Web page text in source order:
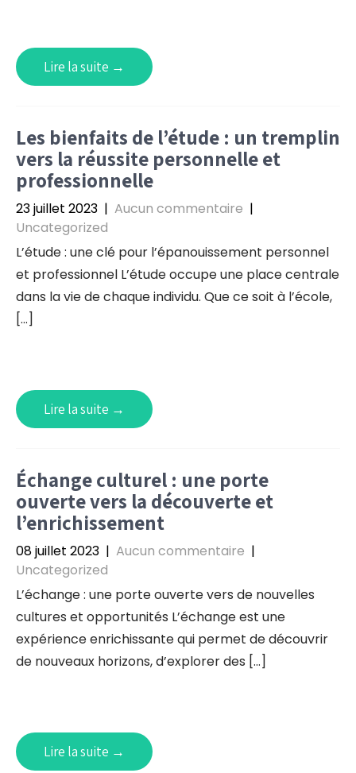
Lire la suite →
Les bienfaits de l’étude : un tremplin
vers la réussite personnelle et
professionnelle
23 juillet 2023 | Aucun commentaire |
Uncategorized
L’étude : une clé pour l’épanouissement personnel
et professionnel L’étude occupe une place centrale
dans la vie de chaque individu. Que ce soit à l’école,
[…]
Lire la suite →
Échange culturel : une porte
ouverte vers la découverte et
l’enrichissement
08 juillet 2023 | Aucun commentaire |
Uncategorized
L’échange : une porte ouverte vers de nouvelles
cultures et opportunités L’échange est une
expérience enrichissante qui permet de découvrir
de nouveaux horizons, d’explorer des […]
Lire la suite →